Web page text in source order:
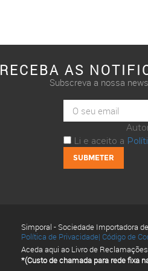
RECEBA AS
Subscreva a nossa
Li e aceito a
Simporal - Sociedade Importadora
Política de Privacidade| Código de
Aceda aqui ao Livro de
*(Custo de chamada para rede fixa